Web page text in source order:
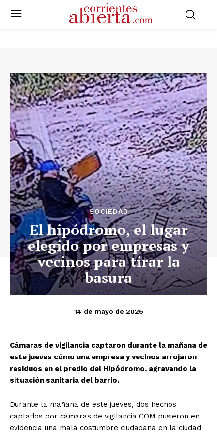
SOCIEDAD
El hipódromo, el lugar
elegido por empresas y
vecinos para tirar la
basura
14 de mayo de 2026
Cámaras de vigilancia captaron durante la mañana de
este jueves cómo una empresa y vecinos arrojaron
residuos en el predio del Hipódromo, agravando la
situación sanitaria del barrio.
Durante la mañana de este jueves, dos hechos
captados por cámaras de vigilancia COM pusieron en
evidencia una mala costumbre ciudadana en la ciudad